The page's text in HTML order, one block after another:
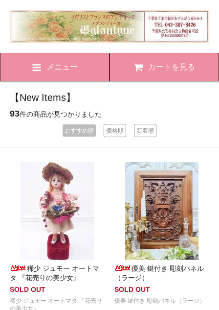
メニュー カートを見る
【New Items】
93件の商品が見つかりました
おすすめ順 価格順 新着順
稀少 ジュモー オートマ
タ 『花売りの美少女』
SOLD OUT
稀少 ジュモー オートマタ 『花売り
の美少女』
優美 鍵付き 彫刻パネル
（ラージ）
SOLD OUT
優美 鍵付き 彫刻パネル（ラージ）